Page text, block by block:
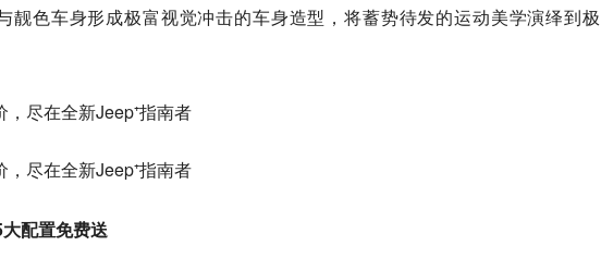
靓色车身形成极富视觉冲击的车身造型，将蓄势待发的运动美学演绎到极
配置免费送